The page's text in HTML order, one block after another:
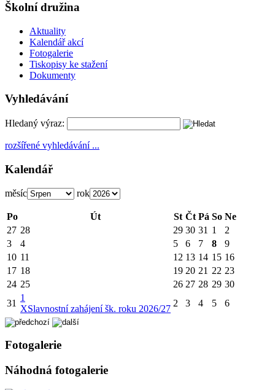
Školní družina
Aktuality
Kalendář akcí
Fotogalerie
Tiskopisy ke stažení
Dokumenty
Vyhledávání
Hledaný výraz:
rozšířené vyhledávání ...
Kalendář
měsíc rok
Po Út St Čt Pá So Ne
27 28 29 30 31 1
2
3
4 5 6 7 8
9
10 11 12 13 14 15 16
17 18 19 20 21 22 23
24 25 26 27 28 29 30
31
1
XSlavnostní zahájení šk. roku 2026/27
2 3 4 5 6
Fotogalerie
Náhodná fotogalerie